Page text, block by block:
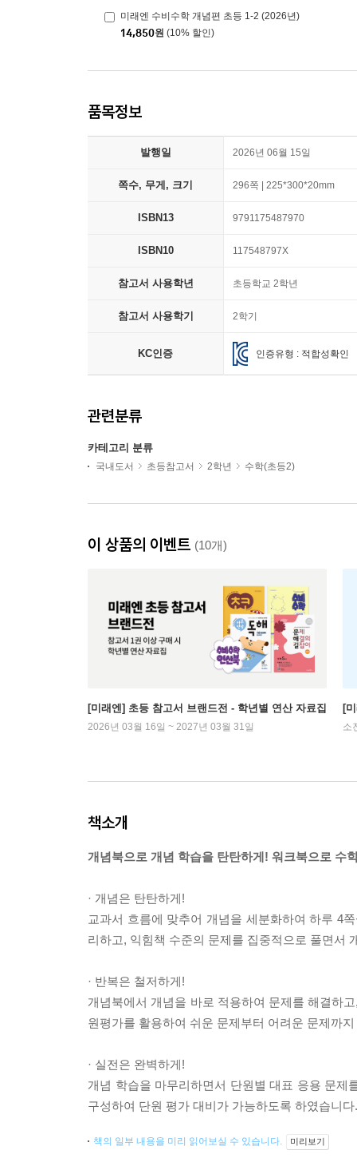
미래엔 수비수학 개념편 초등 1-2 (2026년)
14,850원 (10% 할인)
품목정보
발행일 2026년 06월 15일
쪽수, 무게, 크기 296쪽 | 225*300*20mm
ISBN13 9791175487970
ISBN10 117548797X
참고서 사용학년 초등학교 2학년
참고서 사용학기 2학기
KC인증 인증유형 : 적합성확인
관련분류
카테고리 분류
국내도서 초등참고서 2학년 수학(초등2)
이 상품의 이벤트 (10개)
[미래엔] 초등 참고서 브랜드전 - 학년별 연산 자료집
2026년 03월 16일 ~ 2027년 03월 31일
[
소
책소개
개념북으로 개념 학습을 탄탄하게! 워크북으로 수
· 개념은 탄탄하게!
교과서 흐름에 맞추어 개념을 세분화하여 하루 4
리하고, 익힘책 수준의 문제를 집중적으로 풀면서
· 반복은 철저하게!
개념북에서 개념을 바로 적용하여 문제를 해결하
원평가를 활용하여 쉬운 문제부터 어려운 문제까
· 실전은 완벽하게!
개념 학습을 마무리하면서 단원별 대표 응용 문
구성하여 단원 평가 대비가 가능하도록 하였습니다.
책의 일부 내용을 미리 읽어보실 수 있습니다. 미리보기